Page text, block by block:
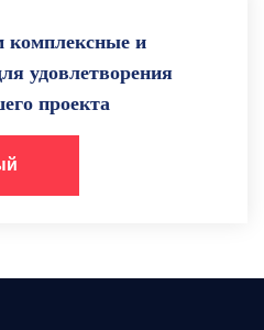
и
удовлетворения
проекта